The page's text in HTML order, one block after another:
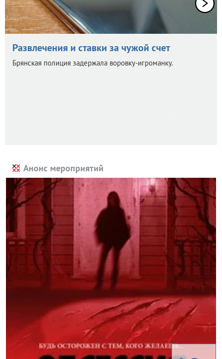
Развлечения и ставки за чужой счет
Брянская полиция задержала воровку-игроманку.
Анонс мероприятий